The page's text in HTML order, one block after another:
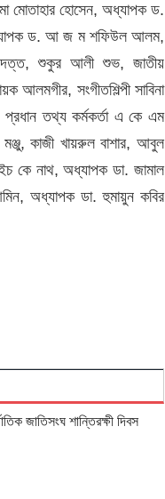
মোতাহার হোসেন, অধ্যাপক ড.
ড. আ জ ম শফিউল আলম,
দত্ত, শুকুর আলী শুভ, জাতীয়
আলমগীর, সংগীতশিল্পী সাবিনা
প্রধান তথ্য কর্মকর্তা এ কে এম
কাজী খায়রুল বাশার, আবুল
কে নাথ, অধ্যাপক ডা. জামাল
অধ্যাপক ডা. হুমায়ুন কবির
জাতিসংঘ শান্তিরক্ষী দিবস